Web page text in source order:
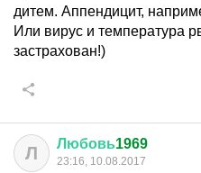
дитем. Аппендицит,
Или вирус и температура
застрахован!)
Л Любовь1969
23:16, 10.08.2017